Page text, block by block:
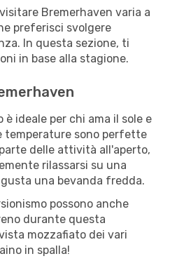
Bremerhaven varia a
preferisci svolgere
In questa sezione, ti
in base alla stagione.
è ideale per chi ama il sole e
temperature sono perfette
delle attività all'aperto,
rilassarsi su una
una bevanda fredda.
possono anche
durante questa
mozzafiato dei vari
in spalla!